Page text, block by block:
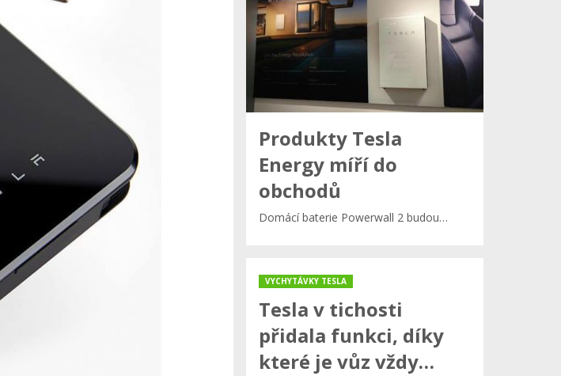
Produkty Tesla
Energy míří do
obchodů
Domácí baterie Powerwall 2 budou…
Tesla v tichosti
přidala funkci, díky
které je vůz vždy…
VYCHYTÁVKY TESLA